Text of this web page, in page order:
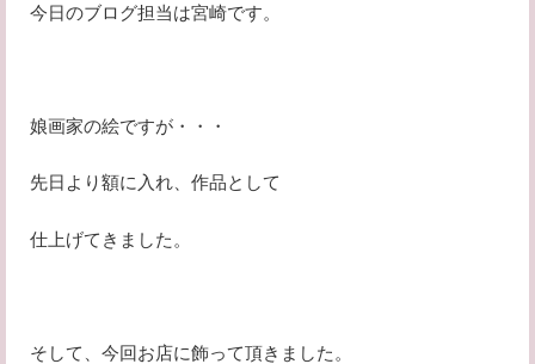
今日のブログ担当は宮崎です。
娘画家の絵ですが・・・
先日より額に入れ、作品として
仕上げてきました。
そして、今回お店に飾って頂きました。